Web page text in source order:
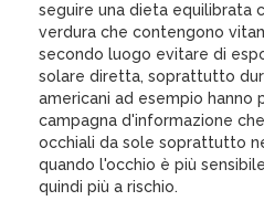
seguire una dieta equilibrata
verdura che contengono
secondo luogo evitare di
solare diretta, soprattutto
americani ad esempio hanno
campagna d'informazione
occhiali da sole soprattutto
quando l'occhio è più
quindi più a rischio.